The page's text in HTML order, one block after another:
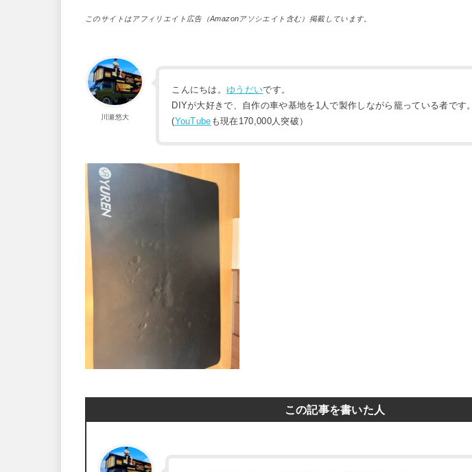
このサイトはアフィリエイト広告（Amazonアソシエイト含む）掲載しています。
川瀬悠大
こんにちは。ゆうだいです。
DIYが大好きで、自作の車や基地を1人で製作しながら籠っている者です。
(YouTube も現在170,000人突破）
この記事を書いた人